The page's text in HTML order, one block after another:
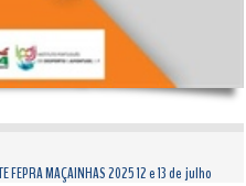
FEPRA MAÇAINHAS 2025 12 e 13 de julho